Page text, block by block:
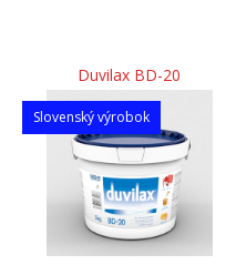
Duvilax BD-20
Slovenský výrobok